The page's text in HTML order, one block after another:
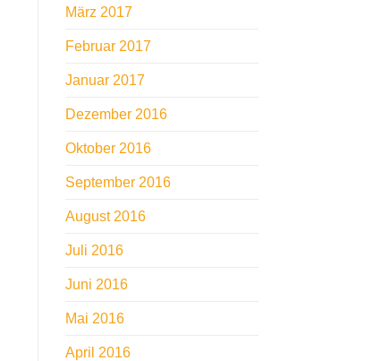
März 2017
Februar 2017
Januar 2017
Dezember 2016
Oktober 2016
September 2016
August 2016
Juli 2016
Juni 2016
Mai 2016
April 2016